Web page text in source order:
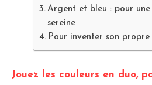
Argent et bleu : pour une
sereine
Pour inventer son propre
Jouez les couleurs en duo,